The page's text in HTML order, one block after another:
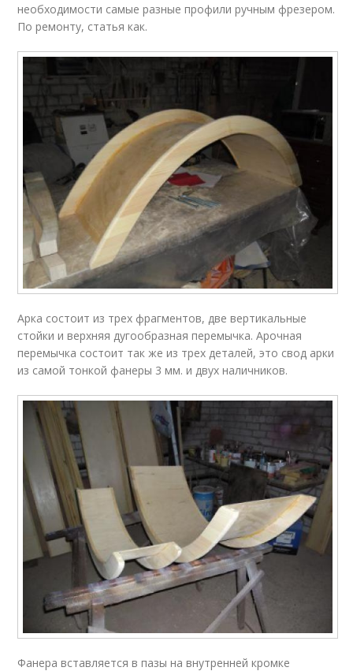
необходимости самые разные профили ручным фрезером.
По ремонту, статья как.
Арка состоит из трех фрагментов, две вертикальные
стойки и верхняя дугообразная перемычка. Арочная
перемычка состоит так же из трех деталей, это свод арки
из самой тонкой фанеры 3 мм. и двух наличников.
Фанера вставляется в пазы на внутренней кромке